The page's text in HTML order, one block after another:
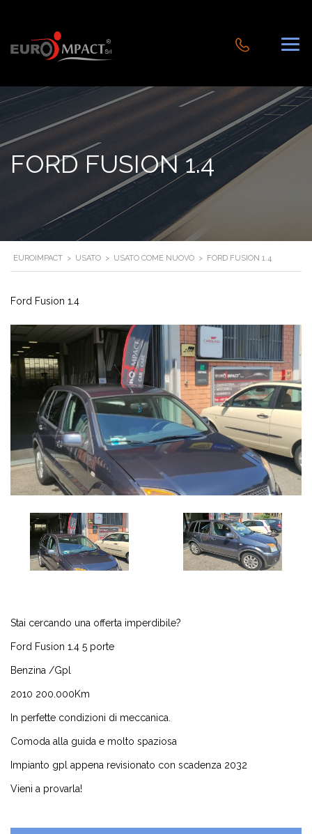
FORD FUSION 1.4
EUROIMPACT > USATO > USATO COME NUOVO > FORD FUSION 1.4
Ford Fusion 1.4
Stai cercando una offerta imperdibile?
Ford Fusion 1.4 5 porte
Benzina /Gpl
2010 200.000Km
In perfette condizioni di meccanica.
Comoda alla guida e molto spaziosa
Impianto gpl appena revisionato con scadenza 2032
Vieni a provarla!